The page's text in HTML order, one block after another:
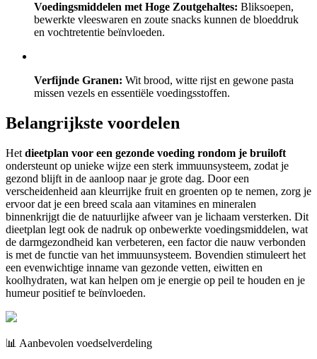
Voedingsmiddelen met Hoge Zoutgehaltes: Bliksoepen,
bewerkte vleeswaren en zoute snacks kunnen de bloeddruk
en vochtretentie beïnvloeden.
Verfijnde Granen: Wit brood, witte rijst en gewone pasta
missen vezels en essentiële voedingsstoffen.
Belangrijkste voordelen
Het dieetplan voor een gezonde voeding rondom je bruiloft
ondersteunt op unieke wijze een sterk immuunsysteem, zodat je
gezond blijft in de aanloop naar je grote dag. Door een
verscheidenheid aan kleurrijke fruit en groenten op te nemen, zorg je
ervoor dat je een breed scala aan vitamines en mineralen
binnenkrijgt die de natuurlijke afweer van je lichaam versterken. Dit
dieetplan legt ook de nadruk op onbewerkte voedingsmiddelen, wat
de darmgezondheid kan verbeteren, een factor die nauw verbonden
is met de functie van het immuunsysteem. Bovendien stimuleert het
een evenwichtige inname van gezonde vetten, eiwitten en
koolhydraten, wat kan helpen om je energie op peil te houden en je
humeur positief te beïnvloeden.
📊 Aanbevolen voedselverdeling